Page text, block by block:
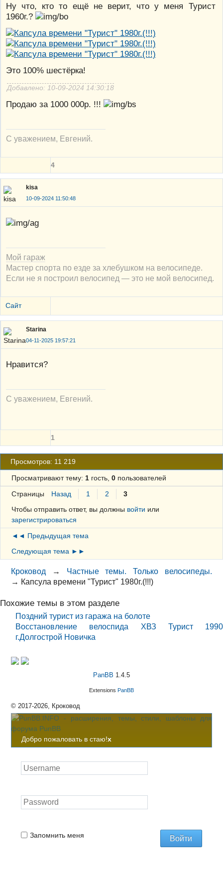
Ну что, кто то ещё не верит, что у меня Турист
1960г.?
Это 100% шестёрка!
Добавлено: 10-09-2024 14:30:18
Продаю за 1000 000р. !!!
С уважением, Евгений.
4
kisa
10-09-2024 11:50:48
Мой гараж
Мастер спорта по езде за хлебушком на велосипеде.
Если не я построил велосипед — это не мой велосипед.
Сайт
Starina
04-11-2025 19:57:21
Нравится?
С уважением, Евгений.
1
Просмотров: 11 219
Просматривают тему: 1гость, 0пользователей
Страницы Назад 1 2
3
Чтобы отправить ответ, вы должны войти или
зарегистрироваться
◄◄ Предыдущая тема
Следующая тема ►►
Кроковод → Частные темы. Только велосипеды.
→ Капсула времени "Турист" 1980г.(!!!)
Похожие темы в этом разделе
Поздний турист из гаража на болоте
Восстановление велоспида ХВЗ Турист 1990
г.Долгострой Новичка
PanBB 1.4.5
Extensions PanBB
© 2017-2026, Кроковод
Добро пожаловать в стаю!x
Запомнить меня